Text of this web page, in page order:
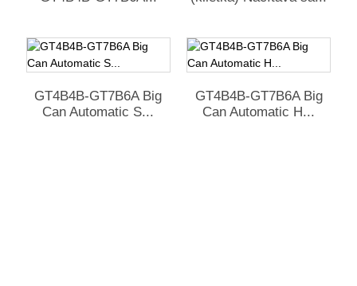
GT4B4B-GT7B6A Big
Can Automatic S...
GT4B4B-GT7B6A Big
Can Automatic H...